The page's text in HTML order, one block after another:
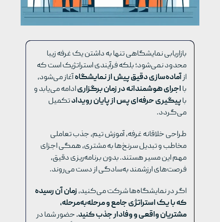
بازاریابی نمایشگاهی تنها به داشتن یک غرفه زیبا
محدود نمی‌شود؛ بلکه فرآیندی استراتژیک است که
ازآماده‌سازی دقیق پیش از نمایشگاهآغاز می‌شود،
بااجرای هوشمندانه در زمان برگزاریادامه می‌یابد و
باپیگیری حرفه‌ای پس از پایان رویدادتکمیل
می‌گردد.
طراحی خلاقانه غرفه، آموزش تیم، جذب تعاملی
مخاطب و تبدیل سرنخ‌ها به مشتری، همگی اجزای
مهم این مسیر هستند. بدون برنامه‌ریزی دقیق،
فرصت‌های ارزشمند به‌سادگی از دست می‌روند.
اگر در نمایشگاه‌ها شرکت می‌کنید،زمان آن رسیده
که با یک استراتژی جامع و مرحله‌به‌مرحله،
مشتریان واقعی و وفادار جذب کنید.حضور شما در